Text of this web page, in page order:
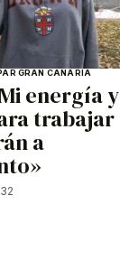
GRAN CANARIA
energía y
trabajar
a